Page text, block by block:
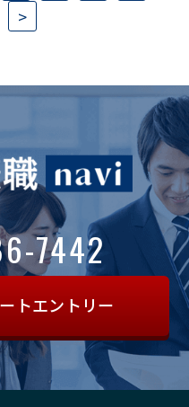
>
7442
トエントリー